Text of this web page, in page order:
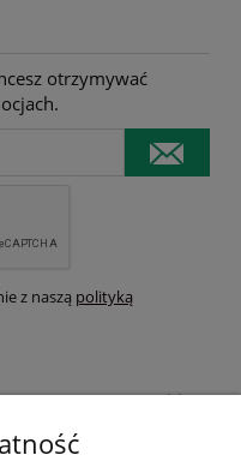
otrzymywać
z naszą polityką